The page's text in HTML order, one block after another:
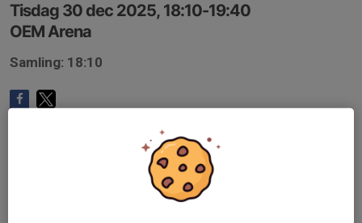
Tisdag 30 dec 2025, 18:10-19:40
OEM Arena
Samling: 18:10